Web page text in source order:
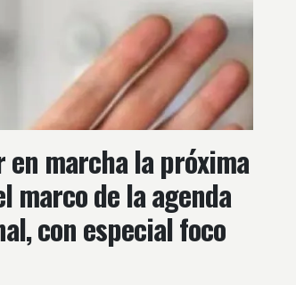
marcha la próxima
marco de la agenda
con especial foco